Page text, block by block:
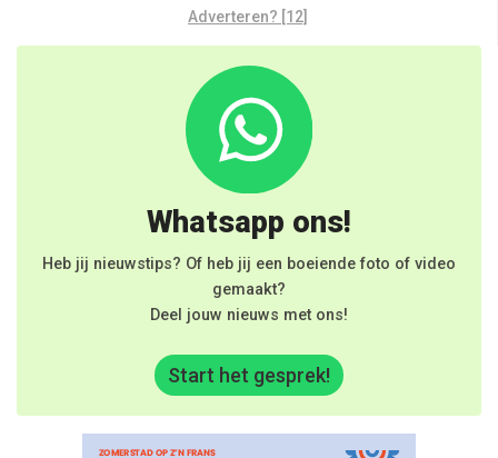
Adverteren? [12]
Whatsapp ons!
Heb jij nieuwstips? Of heb jij een boeiende foto of video
gemaakt?
Deel jouw nieuws met ons!
Start het gesprek!